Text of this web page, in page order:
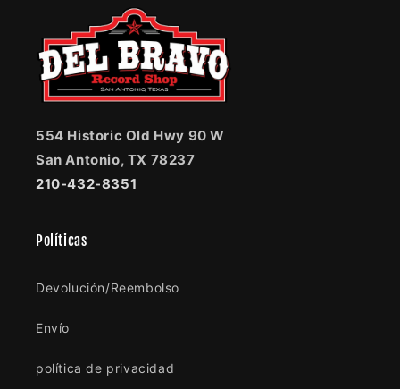
554 Historic Old Hwy 90 W
San Antonio, TX 78237
210-432-8351
Políticas
Devolución/Reembolso
Envío
política de privacidad